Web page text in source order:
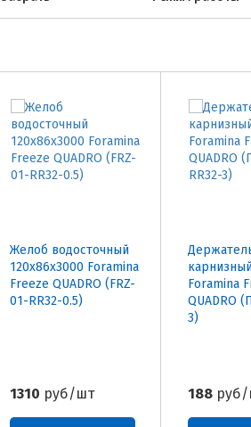
Желоб водосточный
120х86х3000 Foramina
Freeze QUADRO (FRZ-
01-RR32-0.5)
1310 руб/шт
Foramina
QUADRO
3)
188